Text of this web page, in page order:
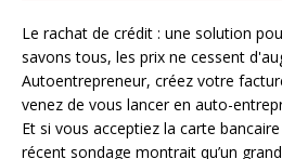
Le rachat de crédit : une solution
savons tous, les prix ne cessent
Autoentrepreneur, créez votre
venez de vous lancer en auto-
Et si vous acceptiez la carte
récent sondage montrait qu’un